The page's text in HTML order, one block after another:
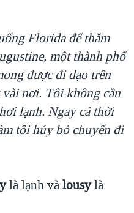
Florida để thăm
một thành phố
được đi dạo trên
nơi. Tôi không cần
lạnh. Ngay cả thời
tôi hủy bỏ chuyến đi
là lạnh vàlousylà